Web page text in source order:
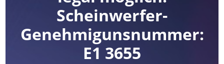
Scheinwerfer-
Genehmigunsnummer:
E1 3655